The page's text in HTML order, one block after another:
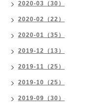
2020-03（30）
2020-02（22）
2020-01（35）
2019-12（13）
2019-11（25）
2019-10（25）
2019-09（30）